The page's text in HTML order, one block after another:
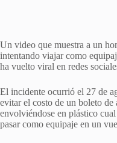
Un video que muestra a un
intentando viajar como
ha vuelto viral en redes
El incidente ocurrió el 27 de
evitar el costo de un boleto
envolviéndose en plástico
pasar como equipaje en un